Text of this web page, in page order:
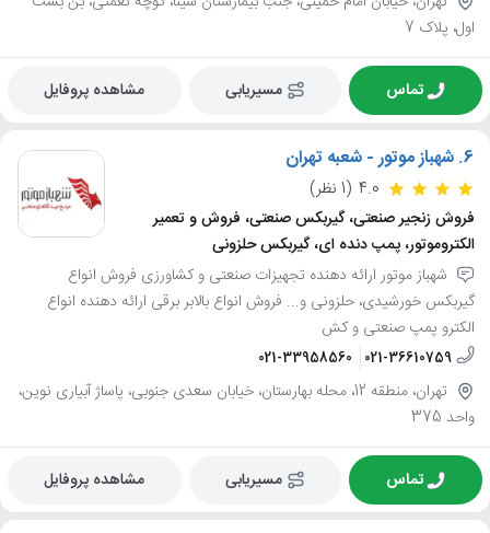
اول، پلاک 7
تماس مسیریابی مشاهده پروفایل
6. شهباز موتور - شعبه تهران
4.0 (1 نظر)
فروش زنجیر صنعتی، گیربکس صنعتی، فروش و تعمیر
الکتروموتور، پمپ دنده ای، گیربکس حلزونی
شهباز موتور ارائه دهنده تجهیزات صنعتی و کشاورزی فروش انواع
گیربکس خورشیدی، حلزونی و... فروش انواع بالابر برقی ارائه دهنده انواع
الکترو پمپ صنعتی و کش
021-36610759
021-33958560
تهران، منطقه 12، محله بهارستان، خیابان سعدی جنوبی، پاساژ آبیاری نوین،
واحد 375
تماس مسیریابی مشاهده پروفایل